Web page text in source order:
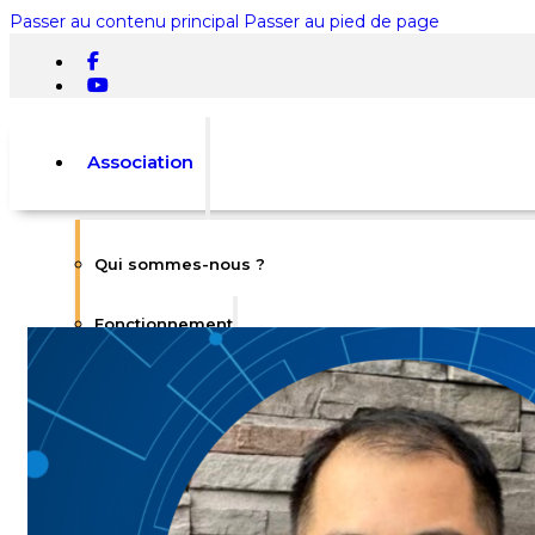
Passer au contenu principal Passer au pied de page
Rechercher
×
Votre panier est vide.
Association
Qui sommes-nous ?
Fonctionnement
L’équipe
Statuts
Règlement intérieur